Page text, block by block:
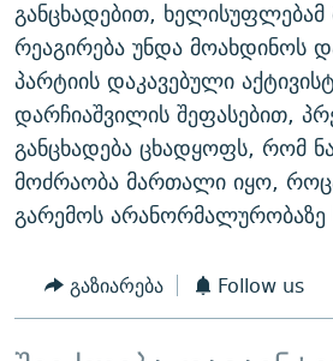
ᲛᲝᲚᲐᲞᲐᲠᲐᲙᲔ ᲢᲔᲥᲡᲢᲔᲑᲘ
ᲨᲘᲜ - ᲣᲪᲮᲝᲔᲗᲨᲘ
ᲚᲘᲢᲔᲠᲐᲢᲣᲠᲣᲚᲘ ᲬᲐᲮᲜᲐᲒᲔᲑᲘ
ᲐᲛᲔᲠᲘᲙᲣᲚᲘ ᲛᲝᲗᲮᲠᲝᲑᲐ
ᲘᲛᲞᲔᲠᲘᲐ ᲓᲐ ᲠᲐᲓᲘᲝ
ᲩᲔᲛᲘ ᲡᲘᲙᲕᲓᲘᲚᲘᲡ ᲛᲘᲖᲔᲖᲘᲐ COVID-19
11 ᲬᲔᲚᲘ - 11 ᲐᲛᲑᲐᲕᲘ
ᲡᲐᲞᲐᲠᲚᲐᲛᲔᲜᲢᲝ ᲐᲠᲩᲔᲕᲜᲔᲑᲘᲡ
ᲑᲐᲕᲨᲕᲔᲑᲘ ᲞᲠᲝᲡᲢᲘᲢᲣᲪᲘᲐᲨᲘ -
5 ᲐᲛᲑᲐᲕᲘ - 20 ᲘᲕᲜᲘᲡᲡ ᲓᲐᲨᲐᲕᲔᲑᲣᲚᲔᲑᲘ
ПРИВЕТ ᲙᲣᲚᲢᲣᲠᲐ
ᲒᲐᲛᲝᲘᲬᲔᲠᲔ
რთე/რთ-ის ყველა საიტი
განცხადებით, ხელისუფლებამ
რეაგირება უნდა მოახდინოს
პარტიის დაკავებული
დარჩიაშვილის შეფასებით,
განცხადება ცხადყოფს, რომ
მოძრაობა მართალი იყო,
გარემოს არანორმალურობაზე
გაზიარება Follow us